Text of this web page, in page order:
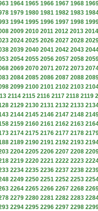
1964 1965 1966 1967 1968
1979 1980 1981 1982 1983
1994 1995 1996 1997 1998
2009 2010 2011 2012 2013 2014
2024 2025 2026 2027 2028
2039 2040 2041 2042 2043
2054 2055 2056 2057 2058
2069 2070 2071 2072 2073
2084 2085 2086 2087 2088
2099 2100 2101 2102 2103
2114 2115 2116 2117 2118 2119
2129 2130 2131 2132 2133
2144 2145 2146 2147 2148
2159 2160 2161 2162 2163
2174 2175 2176 2177 2178
2189 2190 2191 2192 2193
2204 2205 2206 2207 2208
2219 2220 2221 2222 2223
2234 2235 2236 2237 2238
2249 2250 2251 2252 2253
2264 2265 2266 2267 2268
2279 2280 2281 2282 2283
2294 2295 2296 2297 2298